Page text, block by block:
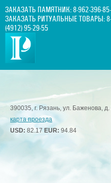
ЗАКАЗАТЬ ПАМЯТНИК:8-962-396-
ЗАКАЗАТЬ РИТУАЛЬНЫЕ ТОВАРЫ:
(4912) 95-29-55
390035, г. Рязань, ул. Баженова, д.
карта проезда
USD: 82.17 EUR: 94.84